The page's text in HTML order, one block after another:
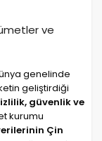
genelinde
geliştirdiği
güvenlik ve
kurumu
Çin